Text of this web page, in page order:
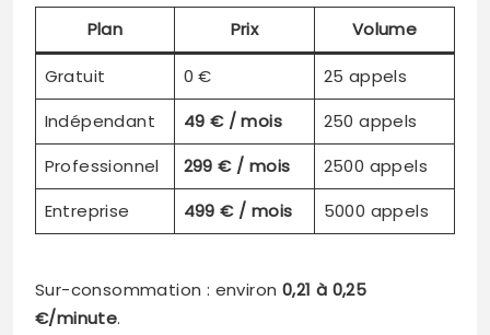
Plan Prix Volume
Gratuit 0 €
25 appels
Indépendant
49 € / mois
250 appels
Professionnel
299 € / mois
2500 appels
Entreprise
499 € / mois 5000 appels
Sur-consommation : environ 0,21 à 0,25
€/minute.